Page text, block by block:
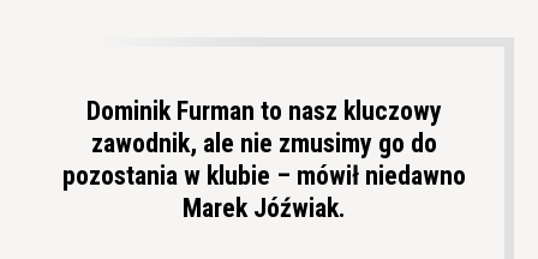
Dominik Furman to nasz kluczowy
zawodnik, ale nie zmusimy go do
pozostania w klubie – mówił niedawno
Marek Jóźwiak.